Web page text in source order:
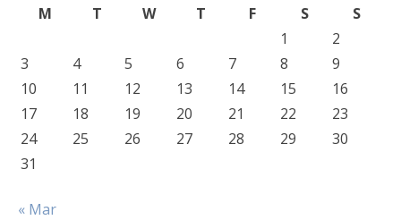
M
T W T F S
S
1
2
3
4 5 6 7 8
9
10
11 12 13 14 15
16
17
18 19 20 21 22
23
24
25 26 27 28 29
30
31
« Mar